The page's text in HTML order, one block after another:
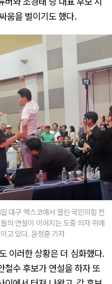
움을 벌이기도 했다.
대구 엑스코에서 열린 국민의힘 전
의 연설이 이어지는 도중 의자 위에
고 있다. 윤정훈 기자
이러한 상황은 더 심화했다.
철수 후보가 연설을 하자 또